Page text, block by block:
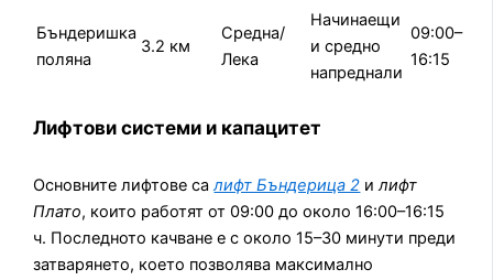
Бъндеришка
поляна
3.2 км
Средна/
Лека
Начинаещи
и средно
напреднали
09:00–
16:15
Лифтови системи и капацитет
Основните лифтове салифт Бъндерица 2 илифт
Плато, които работят от 09:00 до около 16:00–16:15
ч. Последното качване е с около 15–30 минути преди
затварянето, което позволява максимално